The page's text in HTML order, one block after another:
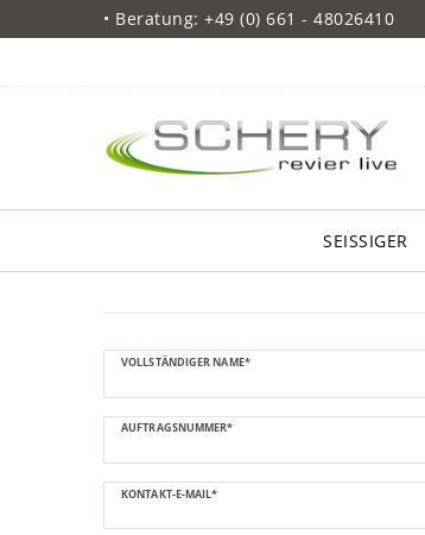
• Beratung: +49 (0) 661 - 48026410
SEISSIGER
VOLLSTÄNDIGER NAME*
AUFTRAGSNUMMER*
KONTAKT-E-MAIL*
Ceres::Template.mailFormHoneypotLabel